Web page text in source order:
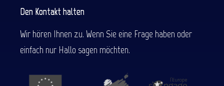
Den Kontakt halten
Wir hören Ihnen zu. Wenn Sie eine Frage haben oder
einfach nur Hallo sagen möchten.